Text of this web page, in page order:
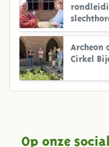
Archeon
Cirkel
Op onze